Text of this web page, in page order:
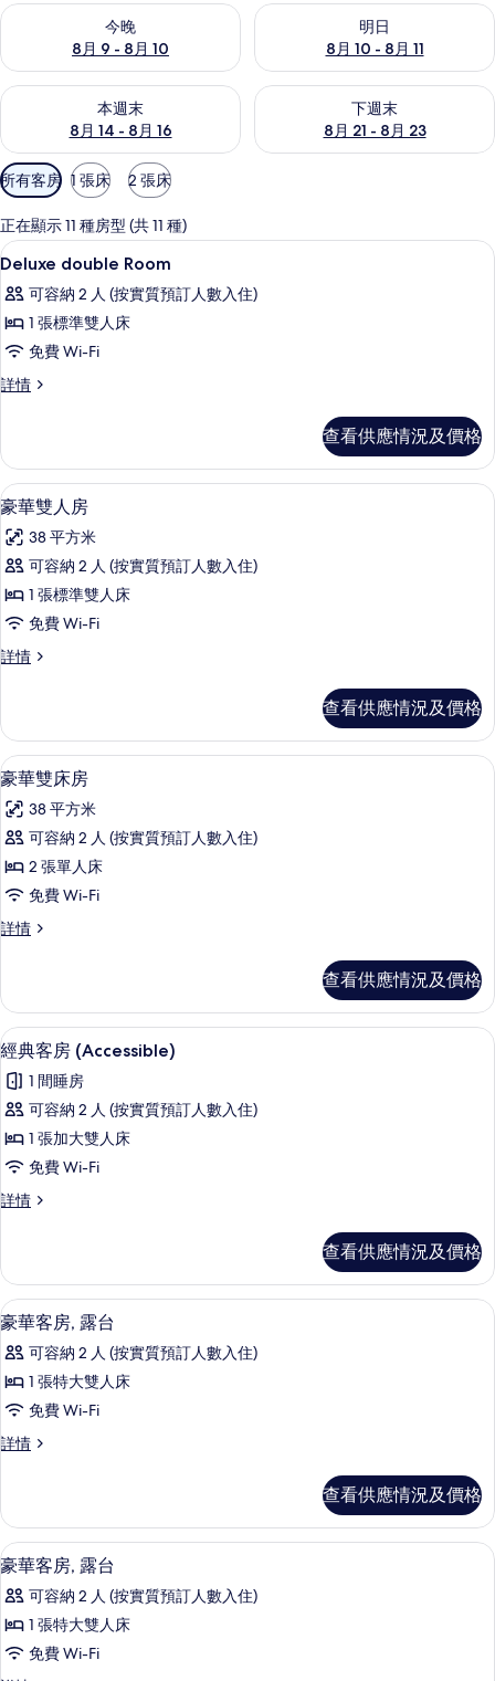
今晚
8月 9 - 8月 10
查看今晚 8月 9 - 8月 10的可訂空房
明日
8月 10 - 8月 11
查看明日 8月 10 - 8月 11的可
本週末
8月 14 - 8月 16
查看本週末 8月 14 - 8月 16的可訂空房
下週末
8月 21 - 8月 23
查看下週末 8月 21 - 8月 23的
可
用
嘅
客
房
篩
選
條
所有客房 1 張床 2 張床
正在顯示 11 種房型 (共 11 種)
載
入
所
有
Deluxe
double
相
片
房內夾萬、書桌、手提電腦工作空間
6
Deluxe double Room
可容納 2 人 (按實質預訂人數入住)
1 張標準雙人床
免費 Wi-Fi
詳情
Deluxe
情
查看供應情況及價格
載
入
所
有
豪
華
雙
房
的
相
片
房內夾萬、書桌、手提電腦工作空間
5
豪華雙人房
38 平方米
可容納 2 人 (按實質預訂人數入住)
1 張標準雙人床
免費 Wi-Fi
詳情
豪
房
詳
情
查看供應情況及價格
載
入
所
有
豪
華
雙
房
的
相
片
房內夾萬、書桌、手提電腦工作空間
4
豪華雙床房
38 平方米
可容納 2 人 (按實質預訂人數入住)
2 張單人床
免費 Wi-Fi
詳情
豪
房
詳
情
查看供應情況及價格
載
入
所
有
經
典
客
(Accessible)
的
相
片
房內夾萬、書桌、手提電腦工作空間
4
經典客房 (Accessible)
1 間睡房
可容納 2 人 (按實質預訂人數入住)
1 張加大雙人床
免費 Wi-Fi
詳情
經
(Accessible)
詳
情
查看供應情況及價格
載
入
所
有
豪
華
房,
露
台
的
相
片
房內夾萬、書桌、手提電腦工作空間
6
豪華客房, 露台
可容納 2 人 (按實質預訂人數入住)
1 張特大雙人床
免費 Wi-Fi
詳情
豪
露
台
詳
查看供應情況及價格
載
入
所
有
豪
房內夾萬、書桌、手提電腦工作空間
4
豪華客房, 露台
可容納 2 人 (按實質預訂人數入住)
1 張特大雙人床
免費 Wi-Fi